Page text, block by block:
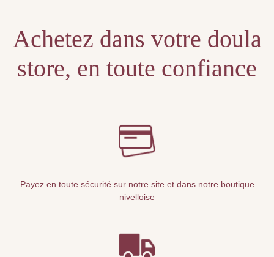
Achetez dans votre doula
store, en toute confiance
Payez en toute sécurité sur notre site et dans notre boutique
nivelloise